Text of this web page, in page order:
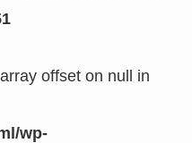
offset on null in
wp-